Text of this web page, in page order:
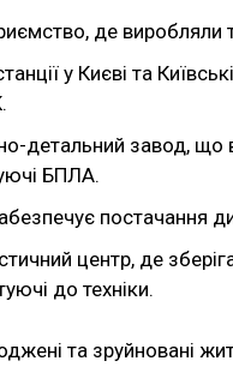
де виробляли
у Києві та
детальний завод, що
БПЛА.
постачання
центр, де
до техніки.
та зруйновані